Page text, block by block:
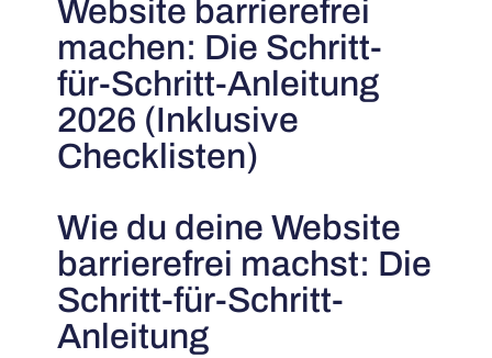
Website barrierefrei
machen: Die Schritt-
für-Schritt-Anleitung
2026 (Inklusive
Checklisten)
Wie du deine Website
barrierefrei machst: Die
Schritt-für-Schritt-
Anleitung